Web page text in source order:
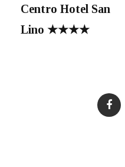
Centro Hotel San
Lino ★★★★